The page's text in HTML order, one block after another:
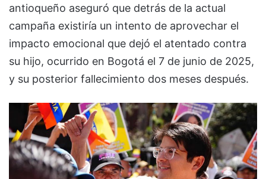
antioqueño aseguró que detrás de la actual
campaña existiría un intento de aprovechar el
impacto emocional que dejó el atentado contra
su hijo, ocurrido en Bogotá el 7 de junio de 2025,
y su posterior fallecimiento dos meses después.